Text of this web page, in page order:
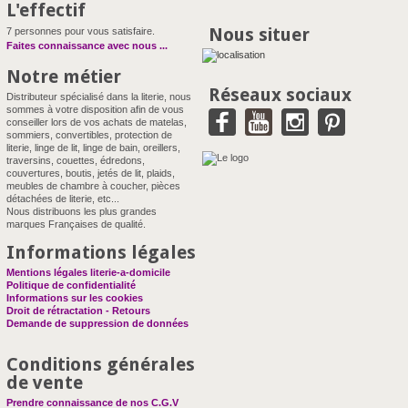
L'effectif
7 personnes pour vous satisfaire.
Faites connaissance avec nous ...
Notre métier
Distributeur spécialisé dans la literie, nous
sommes à votre disposition afin de vous
conseiller lors de vos achats de matelas,
sommiers, convertibles, protection de
literie, linge de lit, linge de bain, oreillers,
traversins, couettes, édredons,
couvertures, boutis, jetés de lit, plaids,
meubles de chambre à coucher, pièces
détachées de literie, etc...
Nous distribuons les plus grandes
marques Françaises de qualité.
Informations légales
Mentions légales literie-a-domicile
Politique de confidentialité
Informations sur les cookies
Droit de rétractation - Retours
Demande de suppression de données
Conditions générales
de vente
Prendre connaissance de nos C.G.V
Nous situer
Réseaux sociaux